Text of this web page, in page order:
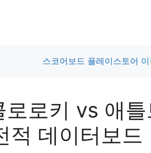
로키 vs 애
적 데이터보드